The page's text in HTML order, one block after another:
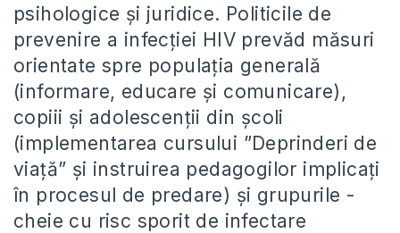
psihologice și juridice. Politicile de
prevenire a infecției HIV prevăd măsuri
orientate spre populația generală
(informare, educare și comunicare),
copiii și adolescenţii din școli
(implementarea cursului ”Deprinderi de
viaţă” și instruirea pedagogilor implicaţi
în procesul de predare) și grupurile -
cheie cu risc sporit de infectare